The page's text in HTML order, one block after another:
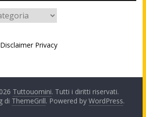
Disclaimer Privacy
Tuttouomini. Tutti i diritti riservati.
di ThemeGrill. Powered by WordPress.